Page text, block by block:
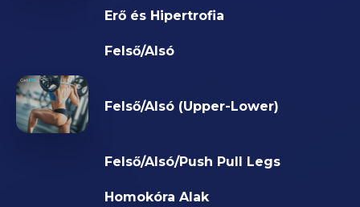
Erő és Hipertrofia
Felső/Alsó
Felső/Alsó (Upper-Lower)
Felső/Alsó/Push Pull Legs
Homokóra Alak